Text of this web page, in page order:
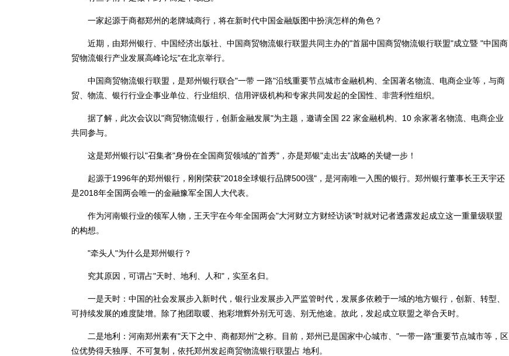
一家起源于商都郑州的老牌城商行，将在新时代中国金融版图中扮演怎样的角色？
近期，由郑州银行、中国经济出版社、中国商贸物流银行联盟共同主办的"首届中国商贸物流银行联盟"成立暨 "中国商
贸物流银行产业发展高峰论坛"在北京举行。
中国商贸物流银行联盟，是郑州银行联合"一带 一路"沿线重要节点城市金融机构、全国著名物流、电商企业等，与商
贸、物流、银行行业企事业单位、行业组织、信用评级机构和专家共同发起的全国性、非营利性组织。
据了解，此次会议以"商贸物流银行，创新金融发展"为主题，邀请全国 22 家金融机构、10 余家著名物流、电商企业
共同参与。
这是郑州银行以"召集者"身份在全国商贸领域的"首秀"，亦是郑银"走出去"战略的关键一步！
起源于1996年的郑州银行，刚刚荣获"2018全球银行品牌500强"，是河南唯一入围的银行。郑州银行董事长王天宇还
是2018年全国两会唯一的金融豫军全国人大代表。
作为河南银行业的领军人物，王天宇在今年全国两会"大河财立方财经访谈"时就对记者透露发起成立这一重量级联盟
的构想。
"牵头人"为什么是郑州银行？
究其原因，可谓占"天时、地利、人和"，实至名归。
一是天时：中国的社会发展步入新时代，银行业发展步入严监管时代，发展多依赖于一域的地方银行，创新、转型、
可持续发展的难度陡增。除了抱团取暖、抱彩增辉外别无可选、别无他途。故此，发起成立联盟之举合天时。
二是地利：河南郑州素有"天下之中、商都郑州"之称。目前，郑州已是国家中心城市、"一带一路"重要节点城市等，区
位优势得天独厚、不可复制，依托郑州发起商贸物流银行联盟占 地利。